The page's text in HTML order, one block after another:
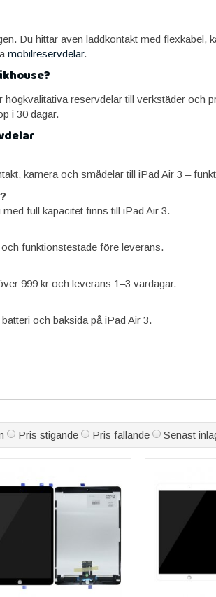
Du hittar även laddkontakt med
mobilreservdelar.
reservdelar till verkstäder och
i 30 dagar.
kamera och smådelar till iPad Air 3 –
full kapacitet finns till iPad Air 3.
funktionstestade före leverans.
999 kr och leverans 1–3 vardagar.
och baksida på iPad Air 3.
Pris stigande Pris fallande Senast